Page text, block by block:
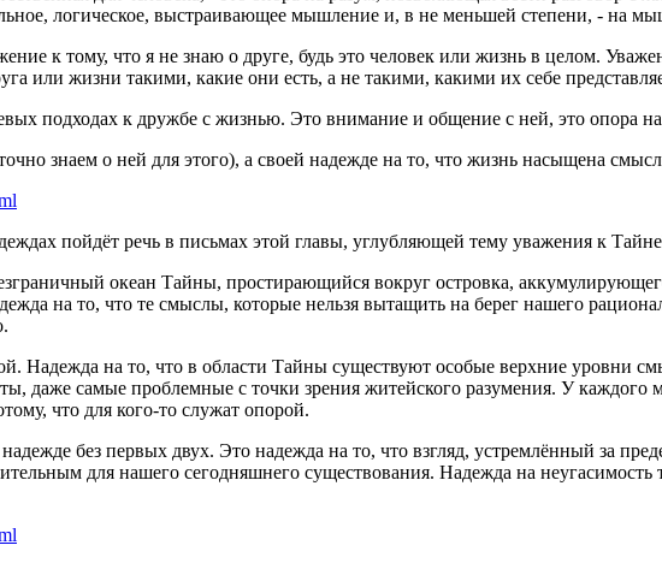
логическое, выстраивающее мышление и, в не меньшей степени, - на
к тому, что я не знаю о друге, будь это человек или жизнь в целом.
или жизни такими, какие они есть, а не такими, какими их себе
подходах к дружбе с жизнью. Это внимание и общение с ней, это опора
знаем о ней для этого), а своей надежде на то, что жизнь насыщена
пойдёт речь в письмах этой главы, углубляющей тему уважения к
океан Тайны, простирающийся вокруг островка,
на то, что те смыслы, которые нельзя вытащить на берег нашего
Надежда на то, что в области Тайны существуют особые верхние уровни
даже самые проблемные с точки зрения житейского разумения. У
что для кого-то служат опорой.
без первых двух. Это надежда на то, что взгляд, устремлённый за
для нашего сегодняшнего существования. Надежда на